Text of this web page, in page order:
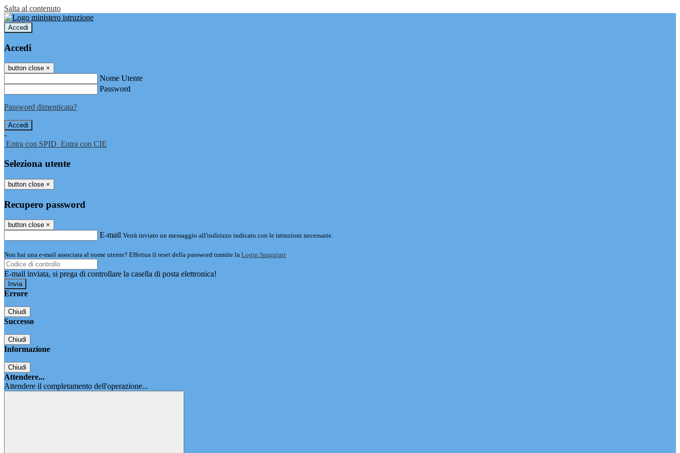
Salta al contenuto
Accedi
Accedi
button close ×
Nome Utente
Password
Password dimenticata?
-
Entra con SPID Entra con CIE
Seleziona utente
button close ×
Recupero password
button close ×
E-mail Verrà inviato un messaggio all'indirizzo indicato con le istruzioni necessarie.
Non hai una e-mail associata al nome utente? Effettua il reset della password tramite la Login Spaggiari
E-mail inviata, si prega di controllare la casella di posta elettronica!
Errore
Chiudi
Successo
Chiudi
Informazione
Chiudi
Attendere...
Attendere il completamento dell'operazione...